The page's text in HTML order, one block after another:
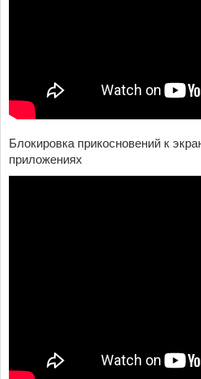
Блокировка прикосновений к
приложениях